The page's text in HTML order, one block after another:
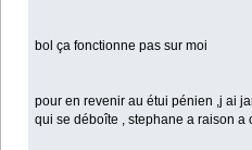
bol ça fonctionne pas sur moi
pour en revenir au étui pénien ,j ai
qui se déboîte , stephane a raison a